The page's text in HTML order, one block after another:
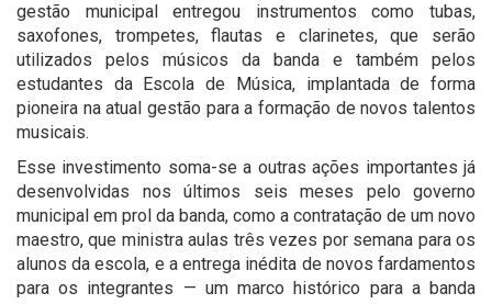
gestão municipal entregou instrumentos como tubas,
saxofones, trompetes, flautas e clarinetes, que serão
utilizados pelos músicos da banda e também pelos
estudantes da Escola de Música, implantada de forma
pioneira na atual gestão para a formação de novos talentos
musicais.
Esse investimento soma-se a outras ações importantes já
desenvolvidas nos últimos seis meses pelo governo
municipal em prol da banda, como a contratação de um novo
maestro, que ministra aulas três vezes por semana para os
alunos da escola, e a entrega inédita de novos fardamentos
para os integrantes — um marco histórico para a banda